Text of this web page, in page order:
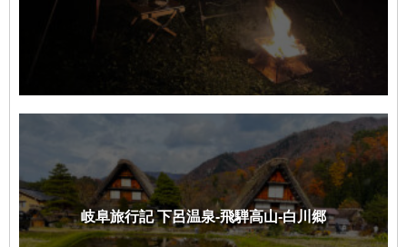
岐阜旅行記 下呂温泉-飛騨高山-白川郷